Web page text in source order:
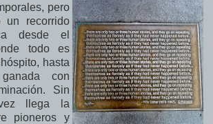
pero
un recorrido
desde el
todo es
hasta
con
Sin
llega la
pioneros y